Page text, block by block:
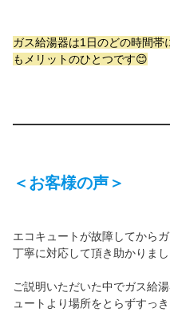
ガス給湯器は1日のどの時間
もメリットのひとつです😊
＜お客様の声＞
エコキュートが故障してから
丁寧に対応して頂き助かりまし
ご説明いただいた中でガス給
ュートより場所をとらずすっ